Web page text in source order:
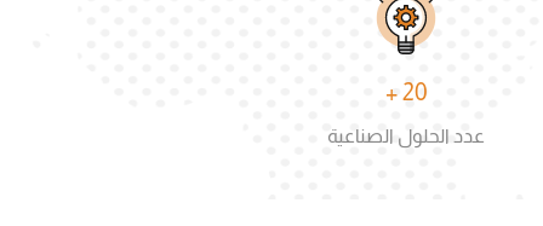
20 +
عدد الحلول الصناعية